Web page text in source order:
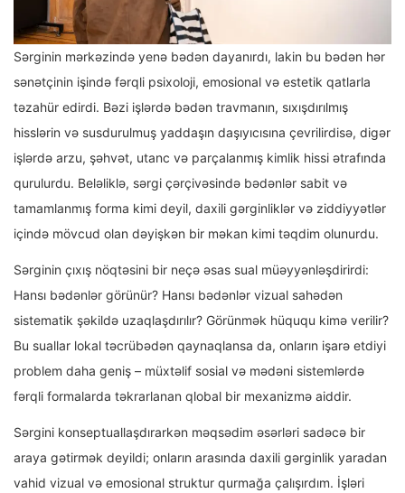
Sərginin mərkəzində yenə bədən dayanırdı, lakin bu bədən hər
sənətçinin işində fərqli psixoloji, emosional və estetik qatlarla
təzahür edirdi. Bəzi işlərdə bədən travmanın, sıxışdırılmış
hisslərin və susdurulmuş yaddaşın daşıyıcısına çevrilirdisə, digər
işlərdə arzu, şəhvət, utanc və parçalanmış kimlik hissi ətrafında
qurulurdu. Beləliklə, sərgi çərçivəsində bədənlər sabit və
tamamlanmış forma kimi deyil, daxili gərginliklər və ziddiyyətlər
içində mövcud olan dəyişkən bir məkan kimi təqdim olunurdu.
Sərginin çıxış nöqtəsini bir neçə əsas sual müəyyənləşdirirdi:
Hansı bədənlər görünür? Hansı bədənlər vizual sahədən
sistematik şəkildə uzaqlaşdırılır? Görünmək hüququ kimə verilir?
Bu suallar lokal təcrübədən qaynaqlansa da, onların işarə etdiyi
problem daha geniş – müxtəlif sosial və mədəni sistemlərdə
fərqli formalarda təkrarlanan qlobal bir mexanizmə aiddir.
Sərgini konseptuallaşdırarkən məqsədim əsərləri sadəcə bir
araya gətirmək deyildi; onların arasında daxili gərginlik yaradan
vahid vizual və emosional struktur qurmağa çalışırdım. İşləri